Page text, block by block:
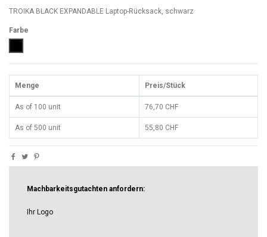
TROIKA BLACK EXPANDABLE Laptop-Rücksack, schwarz
Farbe
Menge Preis/Stück
As of 100 unit 76,70 CHF
As of 500 unit 55,80 CHF
Machbarkeitsgutachten anfordern:
Ihr Logo